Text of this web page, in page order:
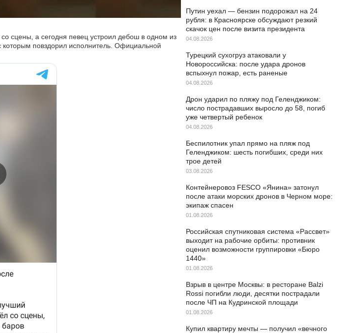
сцены, а сегодня певец устроил дебош в одном из
повздорил исполнитель. Официальной
Путин уехал — бензин подорожал на 24
рубля: в Красноярске обсуждают резкий
скачок цен после визита президента
04.08.2026
Турецкий сухогруз атаковали у
Новороссийска: после удара дронов
вспыхнул пожар, есть раненые
04.08.2026
Дрон ударил по пляжу под Геленджиком:
число пострадавших выросло до 58, погиб
уже четвертый ребенок
04.08.2026
Беспилотник упал прямо на пляж под
Геленджиком: шесть погибших, среди них
трое детей
03.08.2026
Контейнеровоз FESCO «Янина» затонул
после атаки морских дронов в Черном море:
экипаж спасен
01.08.2026
Российская спутниковая система «Рассвет»
выходит на рабочие орбиты: противник
оценил возможности группировки «Бюро
1440»
01.08.2026
Взрыв в центре Москвы: в ресторане Balzi
Rossi погибли люди, десятки пострадали
после ЧП на Кудринской площади
01.08.2026
Купил квартиру мечты — получил «вечного